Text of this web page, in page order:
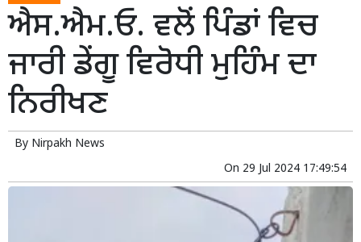
ਐਸ.ਐਮ.ਓ. ਵਲੋਂ ਪਿੰਡਾਂ ਵਿਚ
ਜਾਰੀ ਡੇਂਗੂ ਵਿਰੋਧੀ ਮੁਹਿੰਮ ਦਾ
ਨਿਰੀਖਣ
By Nirpakh News
On 29 Jul 2024 17:49:54